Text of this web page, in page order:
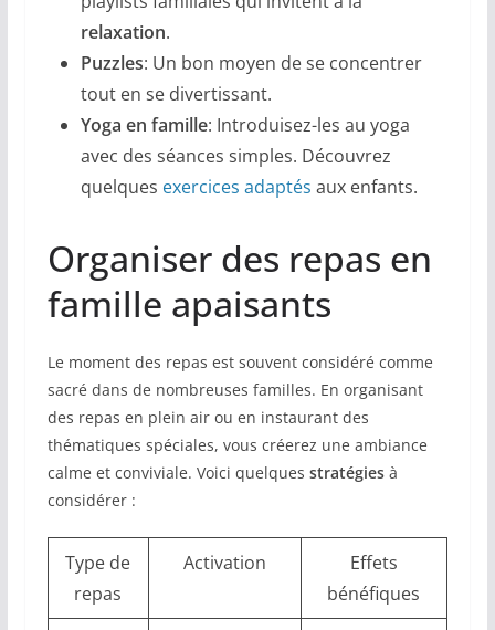
relaxation.
Puzzles: Un bon moyen de se concentrer
tout en se divertissant.
Yoga en famille: Introduisez-les au yoga
avec des séances simples. Découvrez
quelques exercices adaptés aux enfants.
Organiser des repas en
famille apaisants
Le moment des repas est souvent considéré comme
sacré dans de nombreuses familles. En organisant
des repas en plein air ou en instaurant des
thématiques spéciales, vous créerez une ambiance
calme et conviviale. Voici quelques stratégiesà
considérer :
Type de
repas
Activation
Effets
bénéfiques